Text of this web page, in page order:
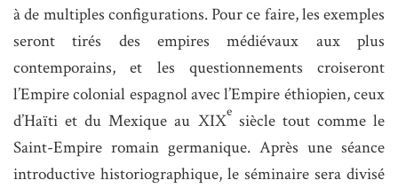
à de multiples configurations. Pour ce faire, les exemples
seront tirés des empires médiévaux aux plus
contemporains, et les questionnements croiseront
l’Empire colonial espagnol avec l’Empire éthiopien, ceux
d’Haïti et du Mexique au XIXesiècle tout comme le
Saint-Empire romain germanique. Après une séance
introductive historiographique, le séminaire sera divisé